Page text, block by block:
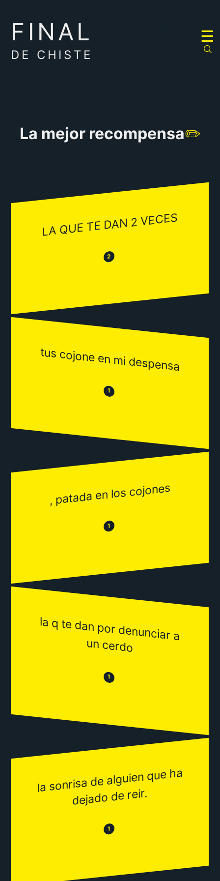
FINAL
DE CHISTE
☰
La mejor recompensa✏️
LA QUE TE DAN 2 VECES
😒 2 😂
tus cojone en mi despensa
😒 1 😂
, patada en los cojones
😒 1 😂
la q te dan por denunciar a
un cerdo
😒 1 😂
la sonrisa de alguien que ha
dejado de reir.
😒 1 😂